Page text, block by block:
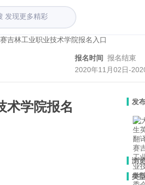
报名时间 报名结束
2020年11月02日-
术学院报名
发
浏
类